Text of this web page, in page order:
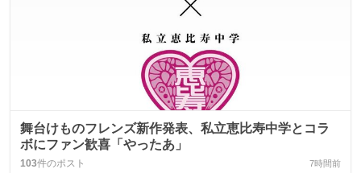
舞台けものフレンズ新作発表、私立恵比寿中学とコラ
ボにファン歓喜「やったあ」
103件のポスト 7時間前